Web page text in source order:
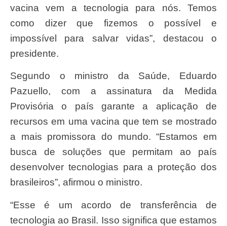
vacina vem a tecnologia para nós. Temos
como dizer que fizemos o possível e
impossível para salvar vidas”, destacou o
presidente.
Segundo o ministro da Saúde, Eduardo
Pazuello, com a assinatura da Medida
Provisória o país garante a aplicação de
recursos em uma vacina que tem se mostrado
a mais promissora do mundo. “Estamos em
busca de soluções que permitam ao país
desenvolver tecnologias para a proteção dos
brasileiros”, afirmou o ministro.
“Esse é um acordo de transferência de
tecnologia ao Brasil. Isso significa que estamos